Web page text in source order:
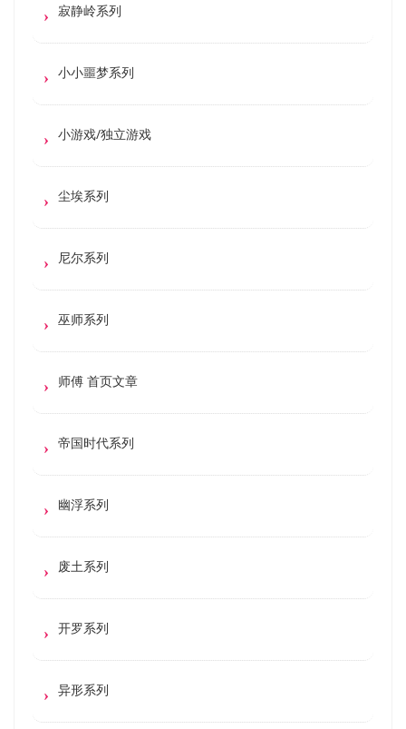
寂静岭系列
小小噩梦系列
小游戏/独立游戏
尘埃系列
尼尔系列
巫师系列
师傅 首页文章
帝国时代系列
幽浮系列
废土系列
开罗系列
异形系列